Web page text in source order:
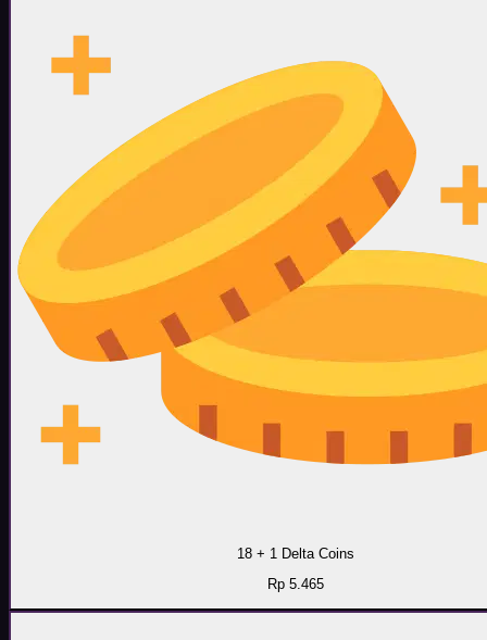
18 + 1 Delta Coins
Rp 5.465